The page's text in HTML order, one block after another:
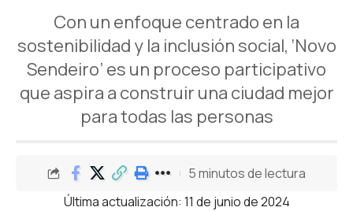
Con un enfoque centrado en la
sostenibilidad y la inclusión social, ‘Novo
Sendeiro’ es un proceso participativo
que aspira a construir una ciudad mejor
para todas las personas
Última actualización: 11 de junio de 2024
5 minutos de lectura